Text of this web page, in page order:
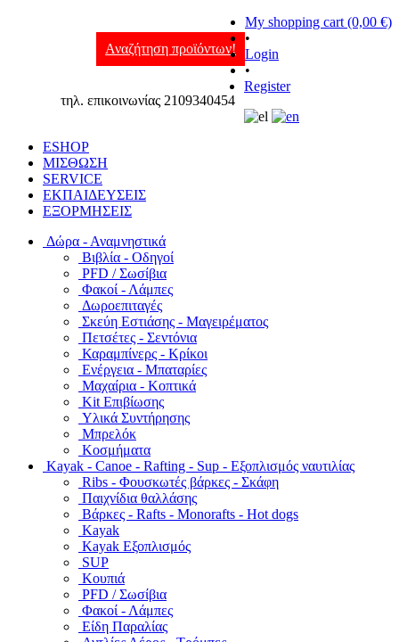
Αναζήτηση προϊόντων!
τηλ. επικοινωνίας 2109340454
My shopping cart (0,00 €)
•
Login
•
Register
ESHOP
ΜΙΣΘΩΣΗ
SERVICE
ΕΚΠΑΙΔΕΥΣΕΙΣ
ΕΞΟΡΜΗΣΕΙΣ
Δώρα - Αναμνηστικά
Βιβλία - Οδηγοί
PFD / Σωσίβια
Φακοί - Λάμπες
Δωροεπιταγές
Σκεύη Εστιάσης - Μαγειρέματος
Πετσέτες - Σεντόνια
Καραμπίνερς - Κρίκοι
Ενέργεια - Μπαταρίες
Μαχαίρια - Κοπτικά
Kit Επιβίωσης
Υλικά Συντήρησης
Μπρελόκ
Κοσμήματα
Kayak - Canoe - Rafting - Sup - Εξοπλισμός ναυτιλίας
Ribs - Φουσκωτές βάρκες - Σκάφη
Παιχνίδια θαλλάσης
Βάρκες - Rafts - Monorafts - Hot dogs
Kayak
Kayak Εξοπλισμός
SUP
Κουπιά
PFD / Σωσίβια
Φακοί - Λάμπες
Είδη Παραλίας